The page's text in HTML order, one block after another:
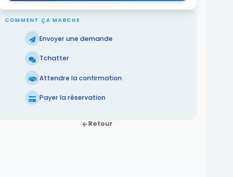
COMMENT ÇA MARCHE
Envoyer une demande
Tchatter
Attendre la confirmation
Payer la réservation
Retour